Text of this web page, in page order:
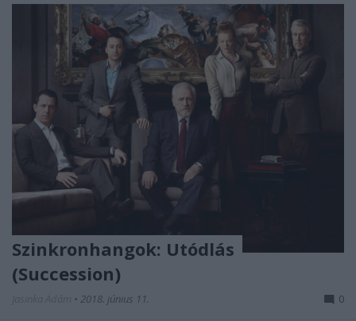
Szinkronhangok: Utódlás
(Succession)
• 2018. június 11. 0